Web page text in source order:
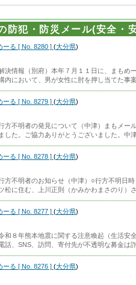
防犯・防災メール(安全・
ーる [ No. 8280 ] (大分県)
決情報（別府）本年７月１１日に、まもめ
内において、男が女性に肘を押し当てた事
ーる [ No. 8279 ] (大分県)
方不明者の発見について（中津）まもメー
ました。ご協力ありがとうございました。中
ーる [ No. 8278 ] (大分県)
方不明者のお知らせ（中津）○行方不明日
松に住む、上川正則（かみかわまさのり）
ーる [ No. 8277 ] (大分県)
和８年熊本地震に関する注意喚起（生活安
話、SNS、訪問、寄付先が不透明な募金は
ーる [ No. 8276 ] (大分県)